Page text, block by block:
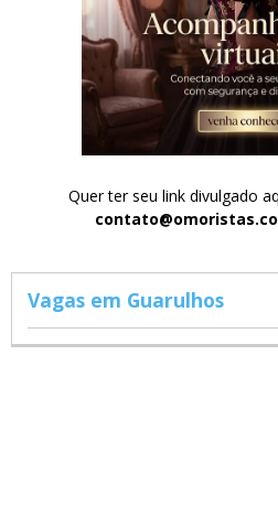
Quer ter seu link divulgado
Vagas em Guarulhos